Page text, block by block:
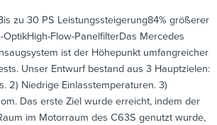
zu 30 PS Leistungssteigerung84% größerer
OptikHigh-Flow-PanelfilterDas Mercedes
ist der Höhepunkt umfangreicher
Unser Entwurf bestand aus 3 Hauptzielen:
2) Niedrige Einlasstemperaturen. 3)
Das erste Ziel wurde erreicht, indem der
im Motorraum des C63S genutzt wurde,